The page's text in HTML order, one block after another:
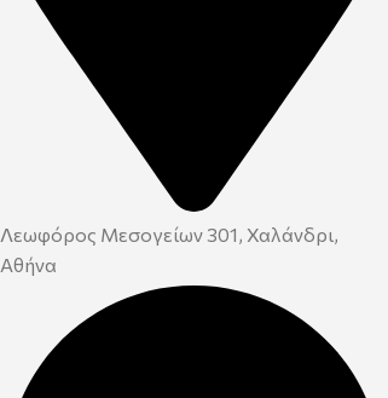
Λεωφόρος Μεσογείων 301, Χαλάνδρι,
Αθήνα